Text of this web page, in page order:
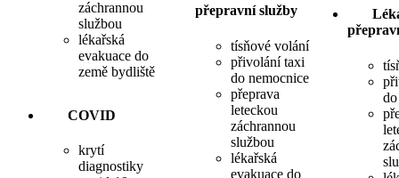
záchrannou
službou
lékařská
evakuace do
země bydliště
COVID
krytí
diagnostiky
přepravní služby
tísňové volání
přivolání taxi
do nemocnice
přeprava
leteckou
záchrannou
službou
lékařská
evakuace do